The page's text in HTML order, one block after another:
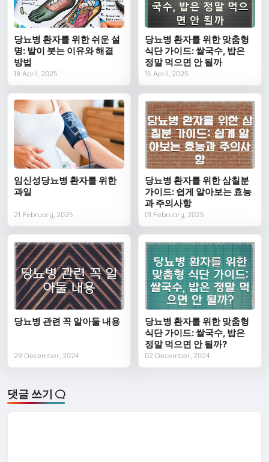
당뇨병 환자를 위한 쉬운 설
명: 발이 붓는 이유와 해결
방법
18 April, 2025
당뇨병 환자를 위한 맞춤형
식단 가이드: 쌀국수, 밥은
정말 먹으면 안 될까
15 April, 2025
임신성당뇨병 환자를 위한
과일
21 February, 2025
당뇨병 환자를 위한 삼칠분
가이드: 쉽게 알아보는 효능
과 주의사항
01 February, 2025
당뇨병 관련 꼭 알아둘 내용
29 December, 2024
당뇨병 환자를 위한 맞춤형
식단 가이드: 쌀국수, 밥은
정말 먹으면 안 될까?
02 December, 2024
댓글 쓰기